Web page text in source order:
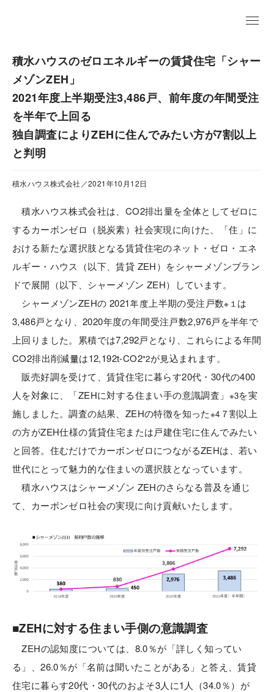
積水ハウスのゼロエネルギーの賃貸住宅「シャー
メゾンZEH」
2021年度上半期受注3,486戸、前年度の年間受注
を半年で上回る
独自調査によりZEHに住んでみたい方が7割以上
と判明
積水ハウス株式会社／2021年10月12日
積水ハウス株式会社は、CO2排出量を全体としてゼロに
するカーボンゼロ（脱炭素）社会実現に向けた、「住」に
おける新たな選択肢となる賃貸住宅のネット・ゼロ・エネ
ルギー・ハウス（以下、賃貸 ZEH）をシャーメゾンブラン
ドで展開（以下、シャーメゾン ZEH）しています。
シャーメゾンZEHの 2021年度上半期の受注戸数※１ は
3,486戸となり、2020年度の年間受注戸数2,976戸を半年で
上回りました。累積では7,292戸となり、これらによる年間
CO2排出削減量は12,192t-CO2*2が見込まれます。
販売好調を受けて、賃貸住宅に暮らす20代・30代の400
人を対象に、「ZEHに対する住まい手の意識調査」 ※3を実
施しました。調査の結果、ZEHの特徴を知った※4 ７割以上
の方がZEH仕様の賃貸住宅または戸建住宅に住んでみたい
と回答。住むだけでカーボンゼロにつながるZEHは、若い
世代にとって魅力的な住まいの選択肢となっています。
積水ハウスはシャーメゾン ZEHのさらなる普及を通じ
て、カーボンゼロ社会の実現に向け貢献いたします。
■ZEHに対する住まい手側の意識調査
ZEHの認知度については、8.0％が「詳しく知ってい
る」、26.0％が「名前は聞いたことがある」と答え、賃貸
住宅に暮らす20代・30代のおよそ3人に1人（34.0％）が